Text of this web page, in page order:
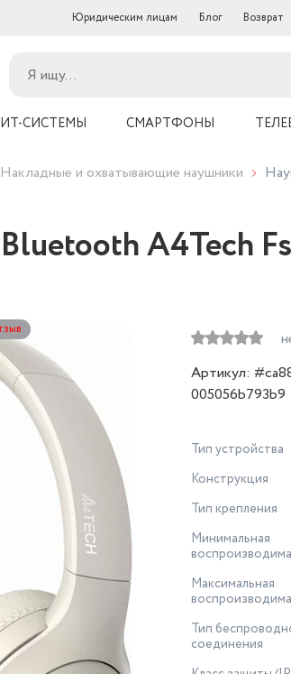
Юридическим лицам Блог Возврат
СИСТЕМЫ СМАРТФОНЫ
Накладные и охватывающие наушники
A4Tech
Артикул:
005056b793b9
Тип устройства
Конструкция
Тип крепления
Минимальная
Максимальная
Тип
соединения